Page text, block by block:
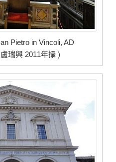
Pietro in Vincoli, AD
盧瑞興 2011年攝 )